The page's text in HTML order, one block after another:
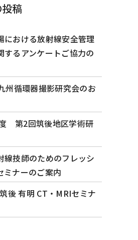
稿
における放射線安全管理
するアンケートご協力の
州循環器撮影研究会のお
第2回筑後地区学術研
線技師のためのフレッシ
ミナーのご案内
後 有明 CT・MRIセミナ